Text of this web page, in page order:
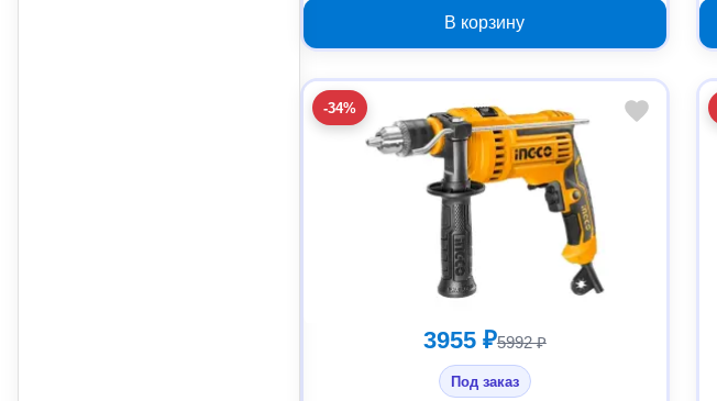
В корзину
-34%
3955 ₽5992 ₽
Под заказ